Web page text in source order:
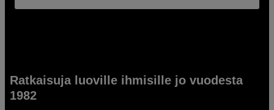
Ratkaisuja luoville ihmisille jo vuodesta
1982